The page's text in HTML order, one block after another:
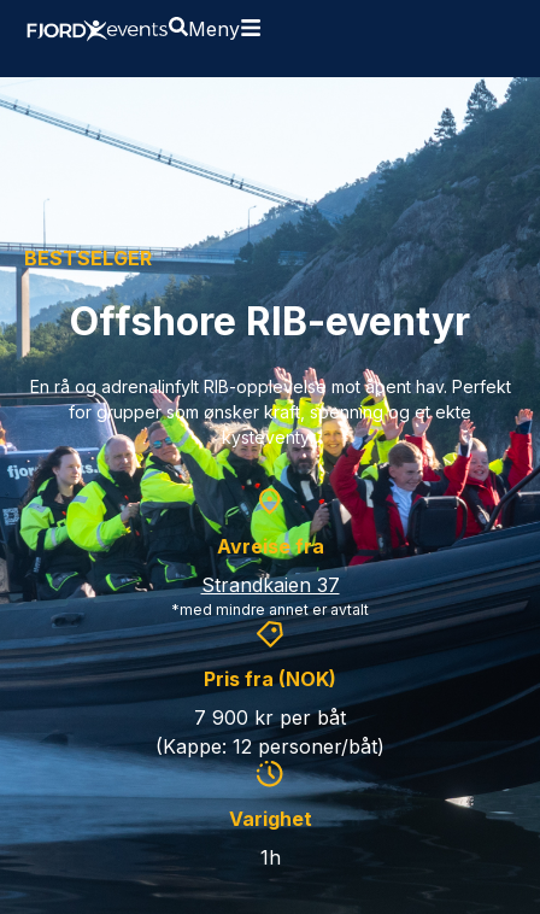
Meny
BESTSELGER
Offshore RIB-eventyr
En rå og adrenalinfylt RIB-opplevelse mot åpent hav. Perfekt
for grupper som ønsker kraft, spenning og et ekte
kysteventyr.
Avreise fra
Strandkaien 37
*med mindre annet er avtalt
Pris fra (NOK)
7 900 kr per båt
(Kappe: 12 personer/båt)
Varighet
1h